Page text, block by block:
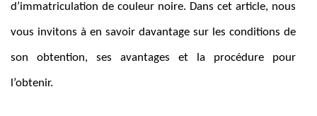
d’immatriculation de couleur noire. Dans cet article, nous
vous invitons à en savoir davantage sur les conditions de
son obtention, ses avantages et la procédure pour
l’obtenir.